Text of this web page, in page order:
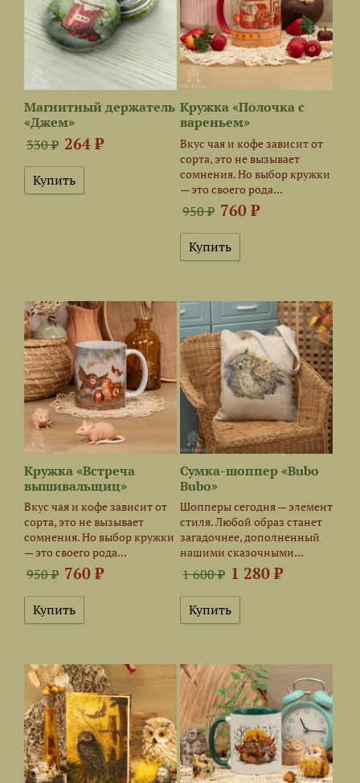
Магнитный держатель
«Джем»
330 ₽ 264 ₽
Кружка «Полочка с
вареньем»
Вкус чая и кофе зависит от
сорта, это не вызывает
сомнения. Но выбор кружки
— это своего рода...
950 ₽ 760 ₽
Кружка «Встреча
вышивальщиц»
Вкус чая и кофе зависит от
сорта, это не вызывает
сомнения. Но выбор кружки
— это своего рода...
950 ₽ 760 ₽
Сумка-шоппер «Bubo
Bubo»
Шопперы сегодня — элемент
стиля. Любой образ станет
загадочнее, дополненный
нашими сказочными...
1 600 ₽ 1 280 ₽